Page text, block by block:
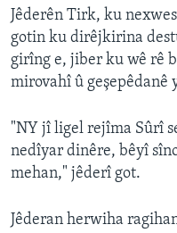
Jêderên Tirk, ku
gotin ku dirêjkirina
girîng e, jiber ku wê rê
mirovahî û geşepêdanê
"NY jî ligel rejîma Sûrî
nedîyar dinêre, bêyî
mehan," jêderî got.
Jêderan herwiha